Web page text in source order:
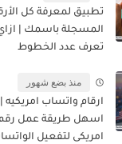
تطبيق لمعرفة كل
المسجلة باسمك |
تعرف عدد الخطوط
منذ بضع شهور
ارقام واتساب امريكيه |
اسهل طريقة عمل
امريكى لتفعيل